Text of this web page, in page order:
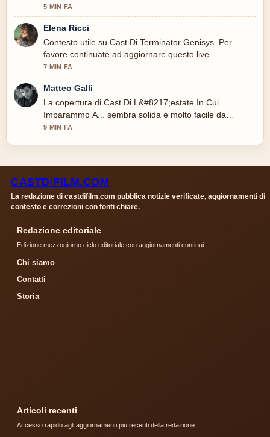
5 MIN FA
Elena Ricci
Contesto utile su Cast Di Terminator Genisys. Per
favore continuate ad aggiornare questo live.
7 MIN FA
Matteo Galli
La copertura di Cast Di L&#8217;estate In Cui
Imparammo A... sembra solida e molto facile da
seguire.
9 MIN FA
CASTDIFILM.COM
La redazione di castdifilm.com pubblica notizie verificate, aggiornamenti di
contesto e correzioni con fonti chiare.
Redazione editoriale
Edizione mezzogiorno ciclo editoriale con aggiornamenti continui.
Chi siamo
Contatti
Storia
Articoli recenti
Accesso rapido agli aggiornamenti piu recenti della redazione.